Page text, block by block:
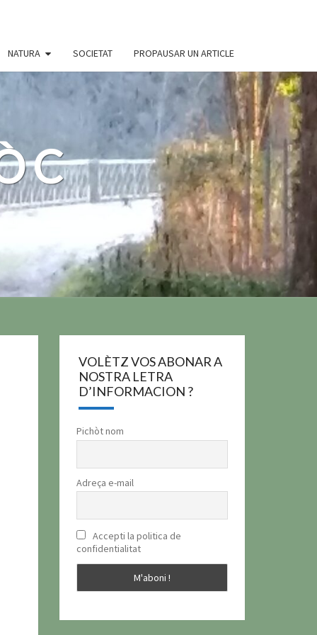
NATURA SOCIETAT PROPAUSAR UN ARTICLE
VOLÈTZ VOS ABONAR A
NOSTRA LETRA
D’INFORMACION ?
Pichòt nom
Adreça e-mail
Accepti la politica de
confidentialitat